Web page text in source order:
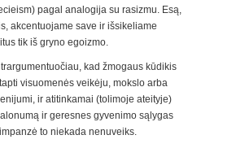
pagal analogija su rasizmu. Esą,
akcentuojame save ir išsikeliame
tik iš gryno egoizmo.
kad žmogaus kūdikis
visuomenės veikėju, mokslo arba
ir atitinkamai (tolimoje ateityje)
ir geresnes gyvenimo sąlygas
to niekada nenuveiks.